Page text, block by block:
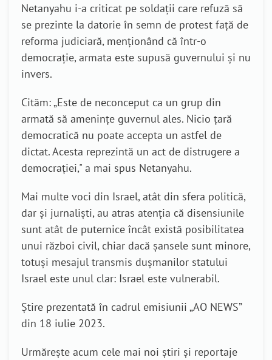
Netanyahu i-a criticat pe soldații care refuză să
se prezinte la datorie în semn de protest față de
reforma judiciară, menționând că într-o
democrație, armata este supusă guvernului și nu
invers.
Cităm: „Este de neconceput ca un grup din
armată să amenințe guvernul ales. Nicio țară
democratică nu poate accepta un astfel de
dictat. Acesta reprezintă un act de distrugere a
democrației," a mai spus Netanyahu.
Mai multe voci din Israel, atât din sfera politică,
dar și jurnaliști, au atras atenția că disensiunile
sunt atât de puternice încât există posibilitatea
unui război civil, chiar dacă șansele sunt minore,
totuși mesajul transmis dușmanilor statului
Israel este unul clar: Israel este vulnerabil.
Știre prezentată în cadrul emisiunii „AO NEWS”
din 18 iulie 2023.
Urmărește acum cele mai noi știri și reportaje